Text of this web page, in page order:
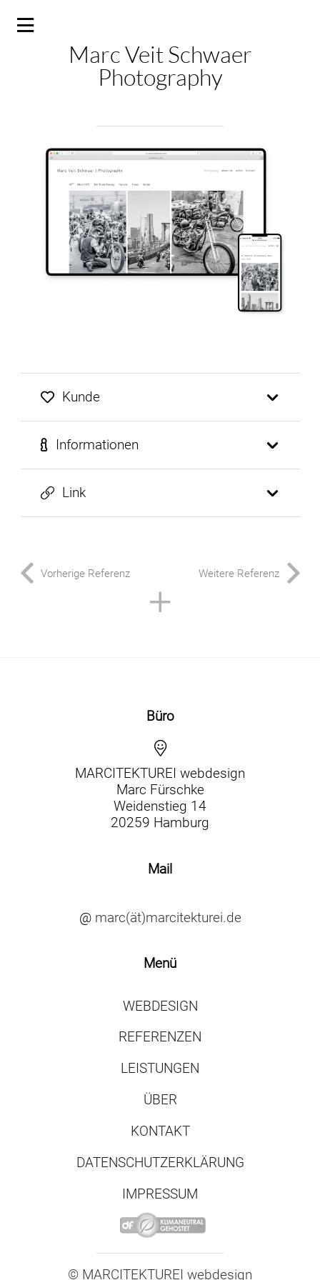
Marc Veit Schwaer
Photography
Kunde
Informationen
Link
Vorherige Referenz Weitere Referenz
Büro
MARCITEKTUREI webdesign
Marc Fürschke
Weidenstieg 14
20259 Hamburg
Mail
@ marc(ät)marcitekturei.de
Menü
WEBDESIGN
REFERENZEN
LEISTUNGEN
ÜBER
KONTAKT
DATENSCHUTZERKLÄRUNG
IMPRESSUM
© MARCITEKTUREI webdesign